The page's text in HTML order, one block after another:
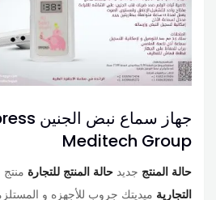
Meditech Group
حالة المنتج جديد حالة المنتج للتجارة
التجارية ميديتك جروب للأجهزه و